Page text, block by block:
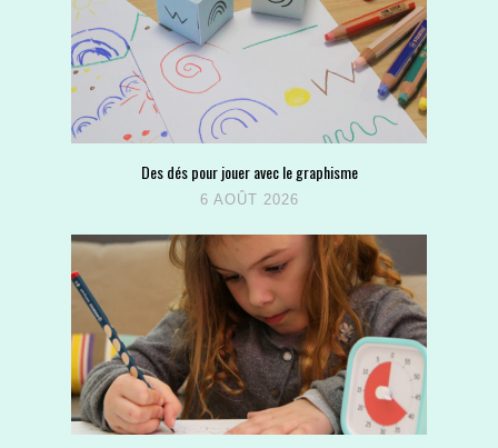
Des dés pour jouer avec le graphisme
6 AOÛT 2026